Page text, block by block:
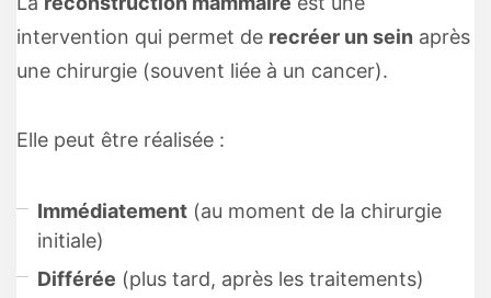
intervention qui permet de recréer un sein après
une chirurgie (souvent liée à un cancer).
Elle peut être réalisée :
Immédiatement (au moment de la chirurgie
initiale)
Différée (plus tard, après les traitements)